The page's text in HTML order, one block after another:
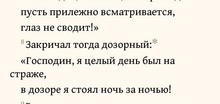
пусть прилежно всматривается,
глаз не сводит!»
8Закричал тогда дозорный:✻
«Господин, я целый день был на
страже,
в дозоре я стоял ночь за ночью!